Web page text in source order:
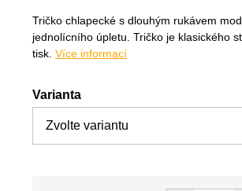
Tričko chlapecké s dlouhým rukávem
jednolícního úpletu. Tričko je klasického
tisk. Více informací
Varianta